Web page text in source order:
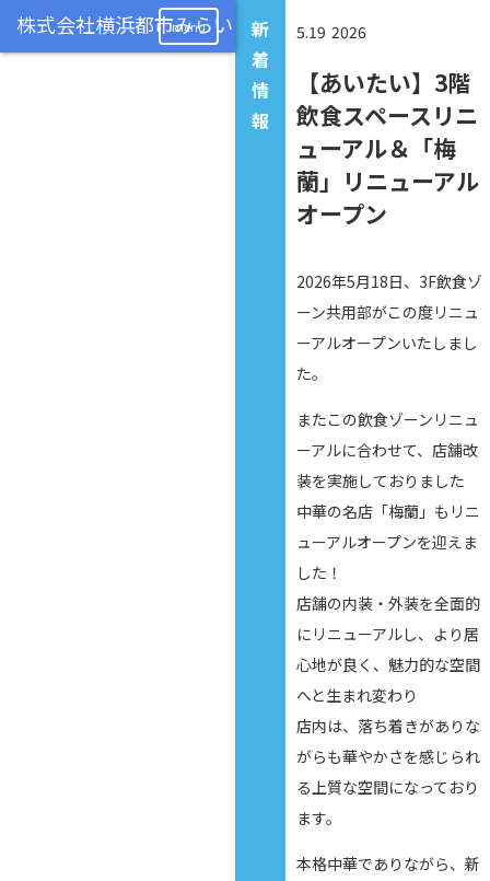
menu
新
着
情
報
5.19 2026
【あいたい】3階
飲食スペースリニ
ューアル＆「梅
蘭」リニューアル
オープン
2026年5月18日、3F飲食ゾ
ーン共用部がこの度リニュ
ーアルオープンいたしまし
た。
またこの飲食ゾーンリニュ
ーアルに合わせて、店舗改
装を実施しておりました
中華の名店「梅蘭」もリニ
ューアルオープンを迎えま
した！
店舗の内装・外装を全面的
にリニューアルし、より居
心地が良く、魅力的な空間
へと生まれ変わり
店内は、落ち着きがありな
がらも華やかさを感じられ
る上質な空間になっており
ます。
本格中華でありながら、新